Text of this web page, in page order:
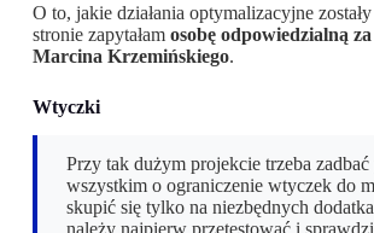
O to, jakie działania optymalizacyjne
stronie zapytałam osobę odpowiedzialną
Marcina Krzemińskiego.
Wtyczki
Przy tak dużym projekcie trzeba zadbać
wszystkim o ograniczenie wtyczek do
skupić się tylko na niezbędnych